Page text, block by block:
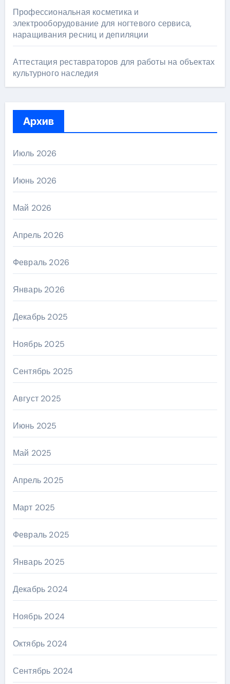
Профессиональная косметика и
электрооборудование для ногтевого сервиса,
наращивания ресниц и депиляции
Аттестация реставраторов для работы на объектах
культурного наследия
Архив
Июль 2026
Июнь 2026
Май 2026
Апрель 2026
Февраль 2026
Январь 2026
Декабрь 2025
Ноябрь 2025
Сентябрь 2025
Август 2025
Июнь 2025
Май 2025
Апрель 2025
Март 2025
Февраль 2025
Январь 2025
Декабрь 2024
Ноябрь 2024
Октябрь 2024
Сентябрь 2024